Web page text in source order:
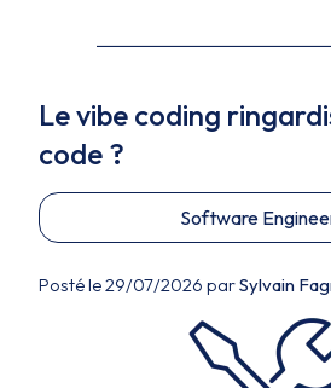
Le vibe coding
code ?
Software
Posté le 29/07/2026 parSylvain